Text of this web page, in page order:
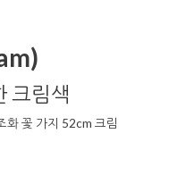
크림색